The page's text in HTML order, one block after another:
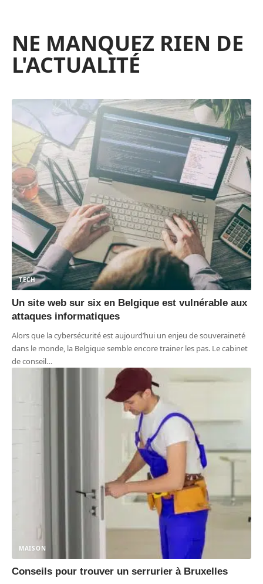
NE MANQUEZ RIEN DE
L'ACTUALITÉ
TECH
Un site web sur six en Belgique est vulnérable aux
attaques informatiques
Alors que la cybersécurité est aujourd’hui un enjeu de souveraineté
dans le monde, la Belgique semble encore trainer les pas. Le cabinet
de conseil…
MAISON
Conseils pour trouver un serrurier à Bruxelles